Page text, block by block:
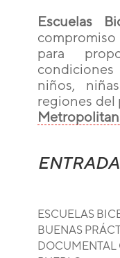
Escuelas
para
niños,
regiones del
ESCUELAS
BUENAS
DOCUMENTAL